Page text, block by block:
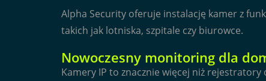
Alpha Security oferuje instalację kamer z
takich jak lotniska, szpitale czy biurowce.
Nowoczesny monitoring dla
Kamery IP to znacznie więcej niż